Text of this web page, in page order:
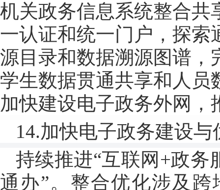
机关政务信息系统整合共
一认证和统一门户，探
源目录和数据溯源图谱，
学生数据贯通共享和人
加快建设电子政务外网
14.加快电子政务建设
持续推进“互联网+政务
通办”。整合优化涉及